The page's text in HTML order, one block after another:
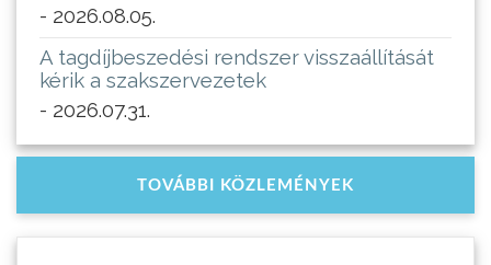
- 2026.08.05.
A tagdíjbeszedési rendszer visszaállítását
kérik a szakszervezetek
- 2026.07.31.
TOVÁBBI KÖZLEMÉNYEK